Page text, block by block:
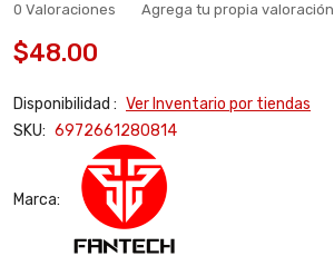
0 Valoraciones Agrega tu propia valoración
$48.00
Disponibilidad : Ver Inventario por tiendas
SKU: 6972661280814
Marca: